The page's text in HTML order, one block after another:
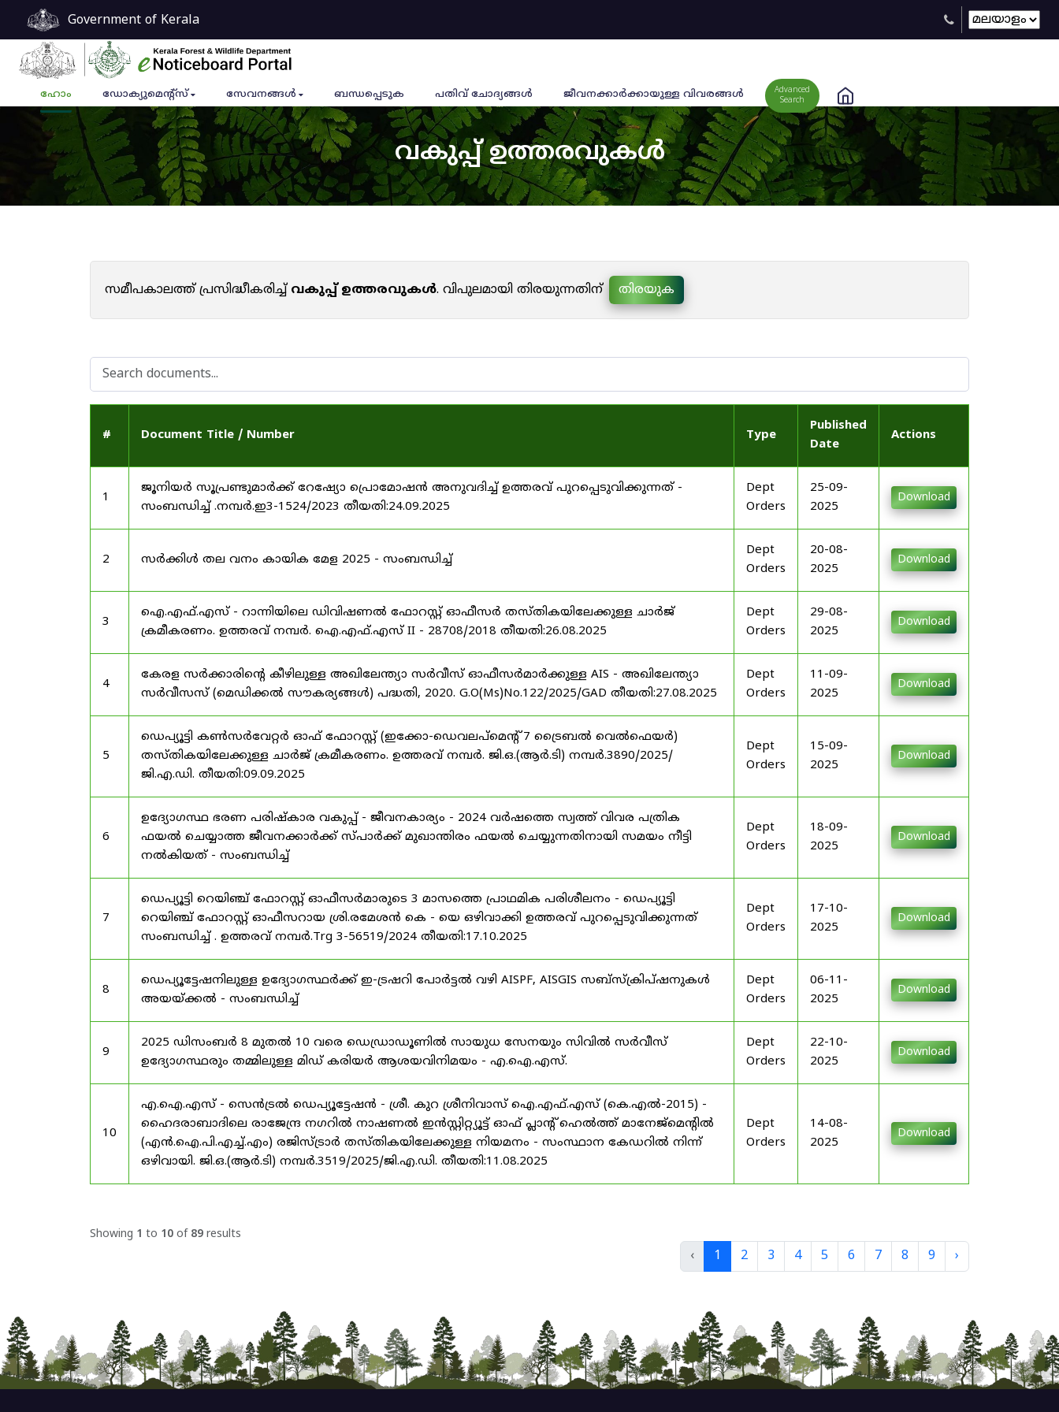
Government of Kerala
ഹോം ഡോക്യുമെൻ്റ്സ് സേവനങ്ങൾ ബന്ധപ്പെടുക പതിവ് ചോദ്യങ്ങൾ ജീവനക്കാര്‍ക്കായുള്ള വിവരങ്ങള്‍
Advanced
Search
വകുപ്പ് ഉത്തരവുകൾ
സമീപകാലത്ത് പ്രസിദ്ധീകരിച്ച്വകുപ്പ് ഉത്തരവുകൾ. വിപുലമായി തിരയുന്നതിന് തിരയുക
# Document Title / Number Type
Published
Date
Actions
1
ജൂനിയർ സൂപ്രണ്ടുമാർക്ക് റേഷ്യോ പ്രൊമോഷൻ അനുവദിച്ച് ഉത്തരവ് പുറപ്പെടുവിക്കുന്നത് -
സംബന്ധിച്ച് .നമ്പർ.ഇ3-1524/2023 തീയതി:24.09.2025
Dept
Orders
25-09-
2025
Download
2 സർക്കിൾ തല വനം കായിക മേള 2025 - സംബന്ധിച്ച്
Dept
Orders
20-08-
2025
Download
3
ഐ.എഫ്.എസ് - റാന്നിയിലെ ഡിവിഷണൽ ഫോറസ്റ്റ് ഓഫീസർ തസ്തികയിലേക്കുള്ള ചാർജ്
ക്രമീകരണം. ഉത്തരവ് നമ്പർ. ഐ.എഫ്.എസ് II - 28708/2018 തീയതി:26.08.2025
Dept
Orders
29-08-
2025
Download
4
കേരള സർക്കാരിന്റെ കീഴിലുള്ള അഖിലേന്ത്യാ സർവീസ് ഓഫീസർമാർക്കുള്ള AIS - അഖിലേന്ത്യാ
സർവീസസ് (മെഡിക്കൽ സൗകര്യങ്ങൾ) പദ്ധതി, 2020. G.O(Ms)No.122/2025/GAD തീയതി:27.08.2025
Dept
Orders
11-09-
2025
Download
5
ഡെപ്യൂട്ടി കൺസർവേറ്റർ ഓഫ് ഫോറസ്റ്റ് (ഇക്കോ-ഡെവലപ്മെന്റ് 7 ട്രൈബൽ വെൽഫെയർ)
തസ്തികയിലേക്കുള്ള ചാർജ് ക്രമീകരണം. ഉത്തരവ് നമ്പർ. ജി.ഒ.(ആർ.ടി) നമ്പർ.3890/2025/
ജി.എ.ഡി. തീയതി:09.09.2025
Dept
Orders
15-09-
2025
Download
6
ഉദ്യോഗസ്ഥ ഭരണ പരിഷ്കാര വകുപ്പ് - ജീവനകാര്യം - 2024 വർഷത്തെ സ്വത്ത് വിവര പത്രിക
ഫയൽ ചെയ്യാത്ത ജീവനക്കാർക്ക് സ്പാർക്ക് മുഖാന്തിരം ഫയൽ ചെയ്യുന്നതിനായി സമയം നീട്ടി
നൽകിയത് - സംബന്ധിച്ച്
Dept
Orders
18-09-
2025
Download
7
ഡെപ്യൂട്ടി റെയിഞ്ച് ഫോറസ്റ്റ് ഓഫീസർമാരുടെ 3 മാസത്തെ പ്രാഥമിക പരിശീലനം - ഡെപ്യൂട്ടി
റെയിഞ്ച് ഫോറസ്റ്റ് ഓഫീസറായ ശ്രി.രമേശൻ കെ - യെ ഒഴിവാക്കി ഉത്തരവ് പുറപ്പെടുവിക്കുന്നത്
സംബന്ധിച്ച് . ഉത്തരവ് നമ്പർ.Trg 3-56519/2024 തീയതി:17.10.2025
Dept
Orders
17-10-
2025
Download
8
ഡെപ്യൂട്ടേഷനിലുള്ള ഉദ്യോഗസ്ഥർക്ക് ഇ-ട്രഷറി പോർട്ടൽ വഴി AISPF, AISGIS സബ്‌സ്‌ക്രിപ്‌ഷനുകൾ
അയയ്ക്കൽ - സംബന്ധിച്ച്
Dept
Orders
06-11-
2025
Download
9
2025 ഡിസംബർ 8 മുതൽ 10 വരെ ഡെഡ്രാഡൂണിൽ സായുധ സേനയും സിവിൽ സർവീസ്
ഉദ്യോഗസ്ഥരും തമ്മിലുള്ള മിഡ് കരിയർ ആശയവിനിമയം - എ.ഐ.എസ്.
Dept
Orders
22-10-
2025
Download
10
എ.ഐ.എസ് - സെൻട്രൽ ഡെപ്യൂട്ടേഷൻ - ശ്രീ. കുറ ശ്രീനിവാസ് ഐ.എഫ്.എസ് (കെ.എൽ-2015) -
ഹൈദരാബാദിലെ രാജേന്ദ്ര നഗറിൽ നാഷണൽ ഇൻസ്റ്റിറ്റ്യൂട്ട് ഓഫ് പ്ലാന്റ് ഹെൽത്ത് മാനേജ്‌മെന്റിൽ
(എൻ.ഐ.പി.എച്ച്.എം) രജിസ്ട്രാർ തസ്തികയിലേക്കുള്ള നിയമനം - സംസ്ഥാന കേഡറിൽ നിന്ന്
ഒഴിവായി. ജി.ഒ.(ആർ.ടി) നമ്പർ.3519/2025/ജി.എ.ഡി. തീയതി:11.08.2025
Dept
Orders
14-08-
2025
Download
Showing 1 to 10 of 89 results
‹ 1 2 3 4 5 6 7 8 9 ›